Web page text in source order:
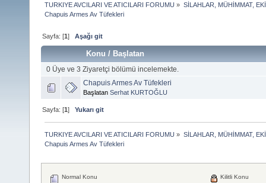
TURKIYE AVCILARI VE ATICILARI FORUMU » SİLAHLAR, MÜHİMMAT,
Chapuis Armes Av Tüfekleri
Sayfa: [1]Aşağı git
Konu /Başlatan
0 Üye ve 3 Ziyaretçi bölümü incelemekte.
Chapuis Armes Av Tüfekleri
Başlatan Serhat KURTOĞLU
Sayfa: [1]Yukarı git
TURKIYE AVCILARI VE ATICILARI FORUMU » SİLAHLAR, MÜHİMMAT,
Chapuis Armes Av Tüfekleri
Normal Konu
Kilitli Konu